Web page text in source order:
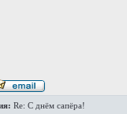
Re: С днём сапёра!